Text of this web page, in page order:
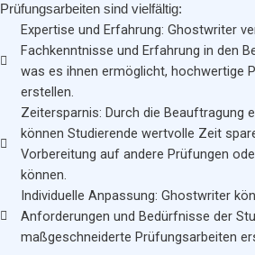
Prüfungsarbeiten sind vielfältig:
Expertise und Erfahrung: Ghostwriter
Fachkenntnisse und Erfahrung in den
was es ihnen ermöglicht, hochwertige
erstellen.
Zeitersparnis: Durch die Beauftragung
können Studierende wertvolle Zeit
Vorbereitung auf andere Prüfungen
können.
Individuelle Anpassung: Ghostwriter
Anforderungen und Bedürfnisse der
maßgeschneiderte Prüfungsarbeiten